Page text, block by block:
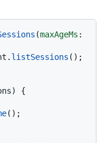
(maxAgeMs
listSessions ();
{
();